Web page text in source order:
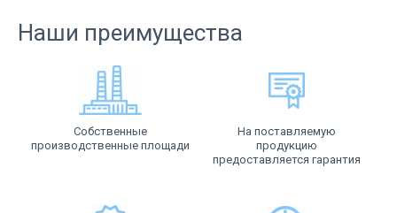
Наши преимущества
Собственные
производственные площади
На поставляемую
продукцию
предоставляется гарантия